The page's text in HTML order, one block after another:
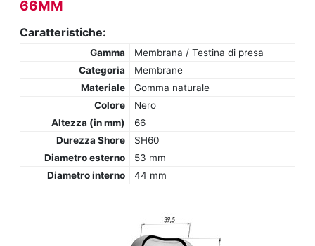
66MM
Caratteristiche:
Gamma
Membrana / Testina di presa
Categoria
Membrane
Materiale
Gomma naturale
Colore
Nero
Altezza (in mm)
66
Durezza Shore
SH60
Diametro esterno
53 mm
Diametro interno
44 mm